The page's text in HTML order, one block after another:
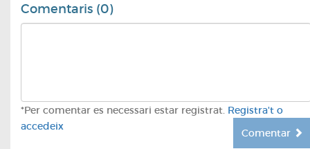
Comentaris (0)
*Per comentar es necessari estar registrat. Registra't o
accedeix
Comentar